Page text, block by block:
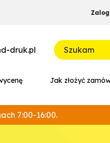
Jak złożyć
druk.pl
7:00-16:00.